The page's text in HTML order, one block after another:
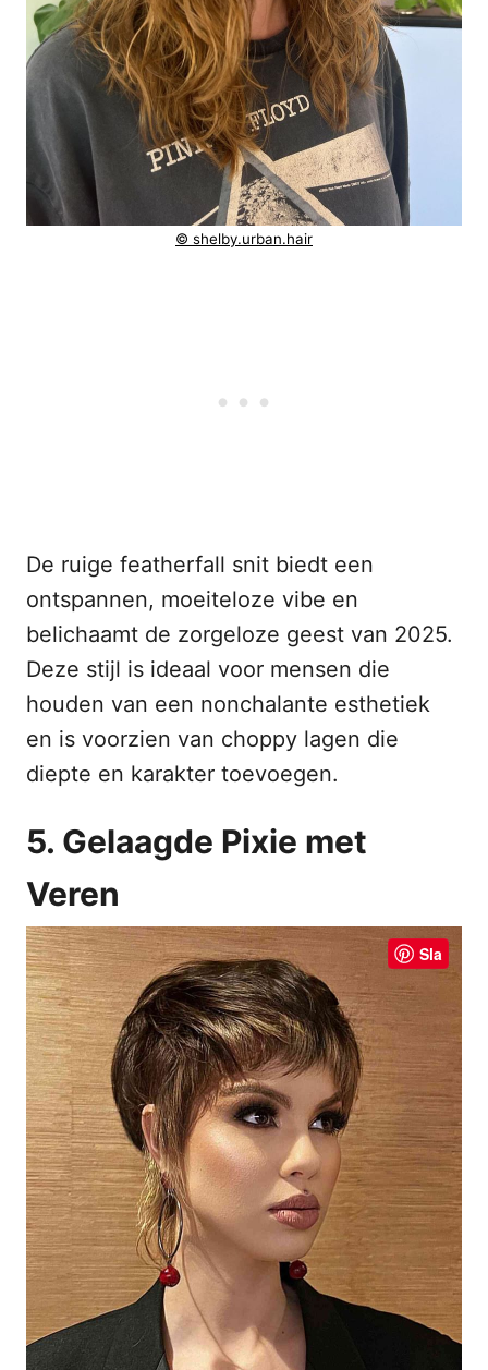
© shelby.urban.hair
De ruige featherfall snit biedt een
ontspannen, moeiteloze vibe en
belichaamt de zorgeloze geest van 2025.
Deze stijl is ideaal voor mensen die
houden van een nonchalante esthetiek
en is voorzien van choppy lagen die
diepte en karakter toevoegen.
5. Gelaagde Pixie met
Veren
Sla